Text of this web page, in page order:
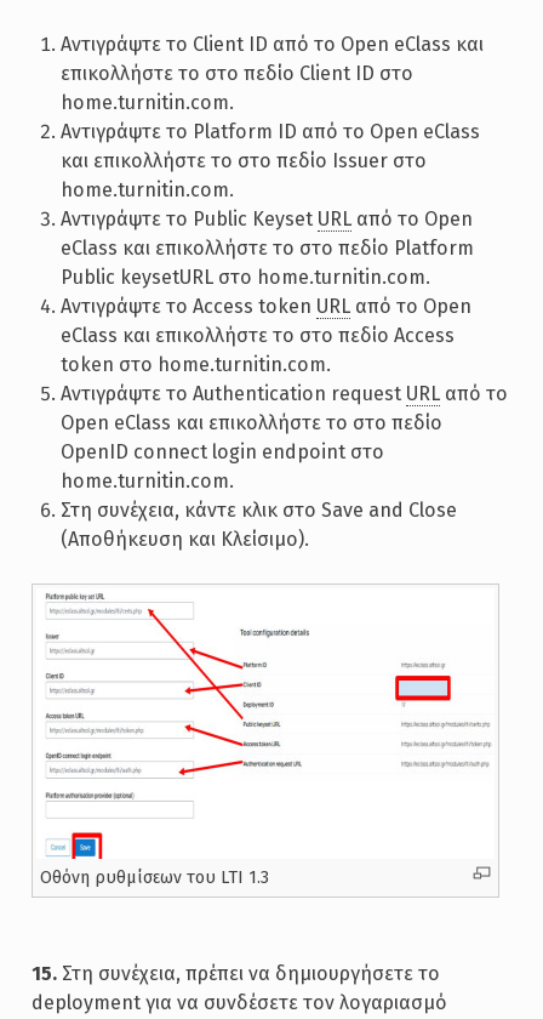
Αντιγράψτε το Client ID από το Open eClass και
επικολλήστε το στο πεδίο Client ID στο
home.turnitin.com.
Αντιγράψτε το Platform ID από το Open eClass
και επικολλήστε το στο πεδίο Issuer στο
home.turnitin.com.
Αντιγράψτε το Public Keyset URLαπό το Open
eClass και επικολλήστε το στο πεδίο Platform
Public keysetURL στο home.turnitin.com.
Αντιγράψτε το Access token URLαπό το Open
eClass και επικολλήστε το στο πεδίο Access
token στο home.turnitin.com.
Αντιγράψτε το Authentication request URLαπό το
Open eClass και επικολλήστε το στο πεδίο
OpenID connect login endpoint στο
home.turnitin.com.
Στη συνέχεια, κάντε κλικ στο Save and Close
(Αποθήκευση και Κλείσιμο).
Oθόνη ρυθμίσεων του LTI 1.3
15.Στη συνέχεια, πρέπει να δημιουργήσετε το
deployment για να συνδέσετε τον λογαριασμό